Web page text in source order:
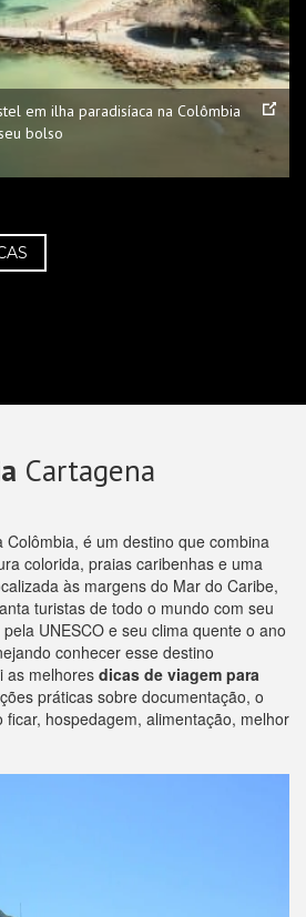
em ilha paradisíaca na Colômbia
bolso
Cartagena
é um destino que combina
colorida, praias caribenhas e uma
às margens do Mar do Caribe,
turistas de todo o mundo com seu
UNESCO e seu clima quente o ano
conhecer esse destino
as melhores dicas de viagem para
práticas sobre documentação, o
ficar, hospedagem, alimentação, melhor